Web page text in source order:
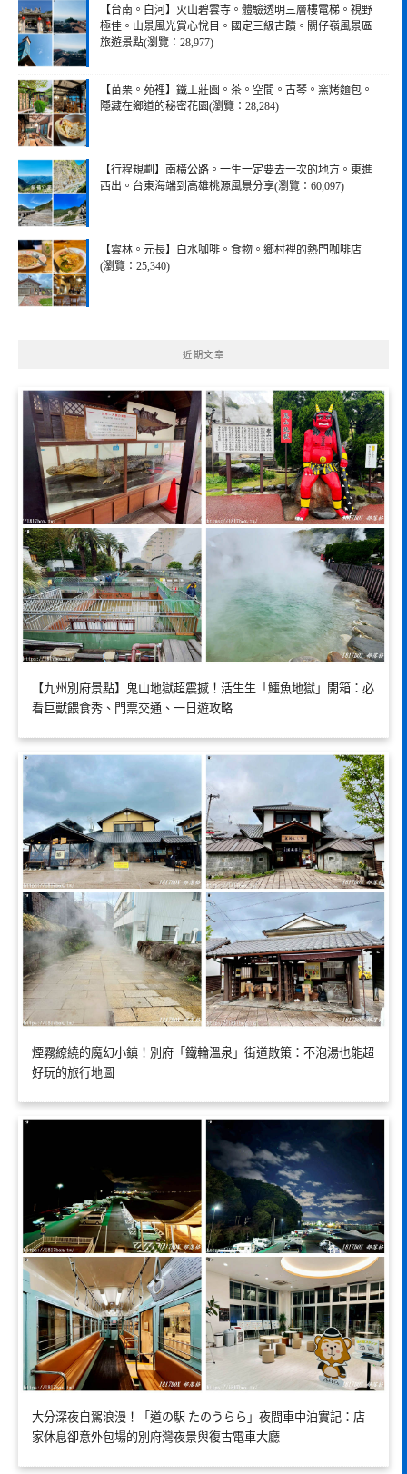
【台南。白河】火山碧雲寺。體驗透明三層樓電梯。視野
極佳。山景風光賞心悅目。國定三級古蹟。關仔嶺風景區
旅遊景點(瀏覽：28,977)
【苗栗。苑裡】鐵工莊園。茶。空間。古琴。窯烤麵包。
隱藏在鄉道的秘密花園(瀏覽：28,284)
【行程規劃】南橫公路。一生一定要去一次的地方。東進
西出。台東海端到高雄桃源風景分享(瀏覽：60,097)
【雲林。元長】白水咖啡。食物。鄉村裡的熱門咖啡店
(瀏覽：25,340)
近期文章
【九州別府景點】鬼山地獄超震撼！活生生「鱷魚地獄」開箱：必
看巨獸餵食秀、門票交通、一日遊攻略
煙霧繚繞的魔幻小鎮！別府「鐵輪溫泉」街道散策：不泡湯也能超
好玩的旅行地圖
大分深夜自駕浪漫！「道の駅 たのうらら」夜間車中泊實記：店
家休息卻意外包場的別府灣夜景與復古電車大廳